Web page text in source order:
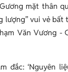
mặt thân
lượng” vui vẻ bất
Văn Vương -
đắc: ‘Nguyên